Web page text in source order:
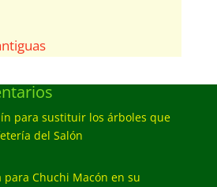
para sustituir los árboles que
del Salón
para Chuchi Macón en su